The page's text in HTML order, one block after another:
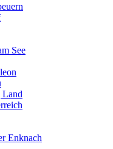
See
Land
Enknach